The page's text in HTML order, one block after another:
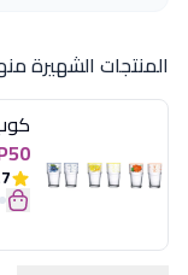
المنتجات الشهيرة
كوب350مللى